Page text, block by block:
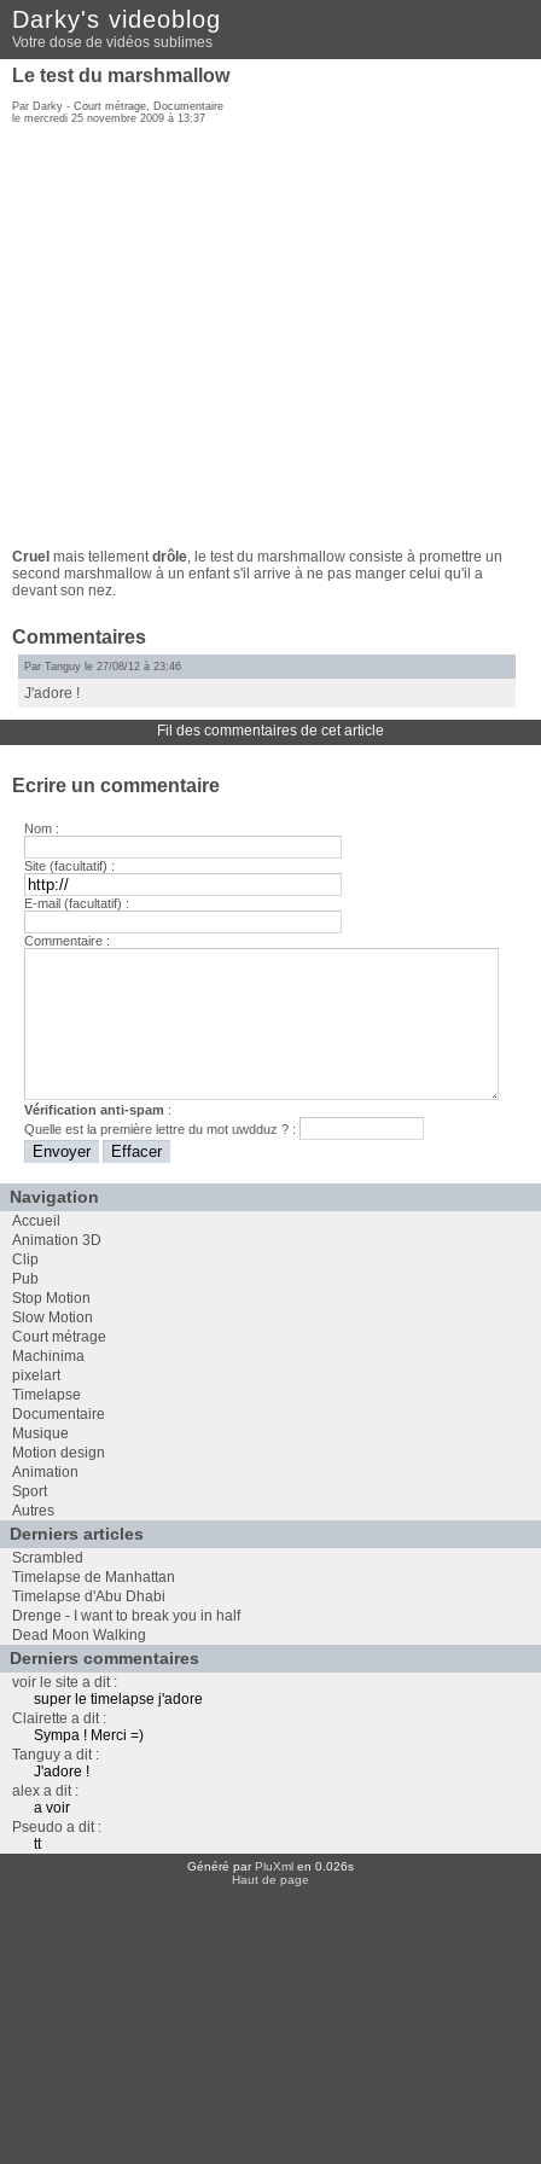
Darky's videoblog
Votre dose de vidéos sublimes
Le test du marshmallow
Par Darky - Court métrage, Documentaire
le mercredi 25 novembre 2009 à 13:37
Cruel mais tellementdrôle, le test du marshmallow consiste à promettre un
second marshmallow à un enfant s'il arrive à ne pas manger celui qu'il a
devant son nez.
Commentaires
Par Tanguy le 27/08/12 à 23:46
J'adore !
Fil des commentaires de cet article
Ecrire un commentaire
Nom :
Site (facultatif) :
E-mail (facultatif) :
Commentaire :
Vérification anti-spam :
Quelle est lapremière lettre du motuwdduz ? :
Navigation
Accueil
Animation 3D
Clip
Pub
Stop Motion
Slow Motion
Court métrage
Machinima
pixelart
Timelapse
Documentaire
Musique
Motion design
Animation
Sport
Autres
Derniers articles
Scrambled
Timelapse de Manhattan
Timelapse d'Abu Dhabi
Drenge - I want to break you in half
Dead Moon Walking
Derniers commentaires
voir le site a dit :
super le timelapse j'adore
Clairette a dit :
Sympa ! Merci =)
Tanguy a dit :
J'adore !
alex a dit :
a voir
Pseudo a dit :
tt
Généré parPluXml en 0.026s
Haut de page